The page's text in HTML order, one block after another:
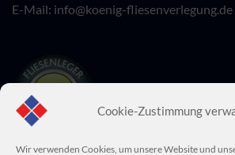
Cookie-Zustimmung
Wir verwenden Cookies, um unsere Website und
E-Mail: info@koenig-fliesenverlegung.de